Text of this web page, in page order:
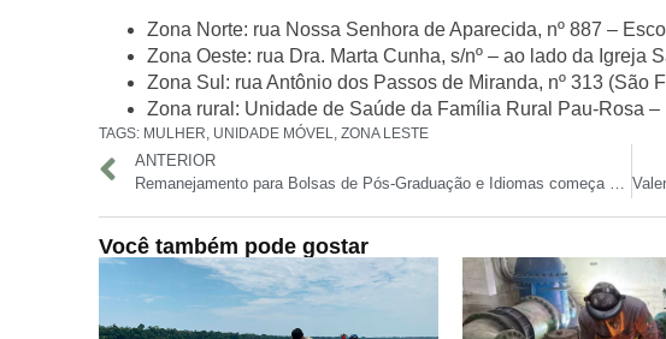
Zona Norte: rua Nossa Senhora de Aparecida, nº 887 –
Zona Oeste: rua Dra. Marta Cunha, s/nº – ao lado da Igreja
Zona Sul: rua Antônio dos Passos de Miranda, nº 313 (São
Zona rural: Unidade de Saúde da Família Rural Pau-Rosa –
TAGS: MULHER, UNIDADE MÓVEL, ZONA LESTE
ANTERIOR
Você também pode gostar